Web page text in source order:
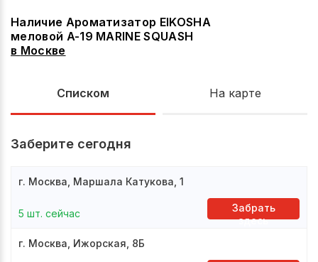
Наличие Ароматизатор EIKOSHA
меловой A-19 MARINE SQUASH
в Москве
Списком На карте
Заберите сегодня
г. Москва, Маршала Катукова, 1
5 шт. сейчас
Забрать
здесь
г. Москва, Ижорская, 8Б